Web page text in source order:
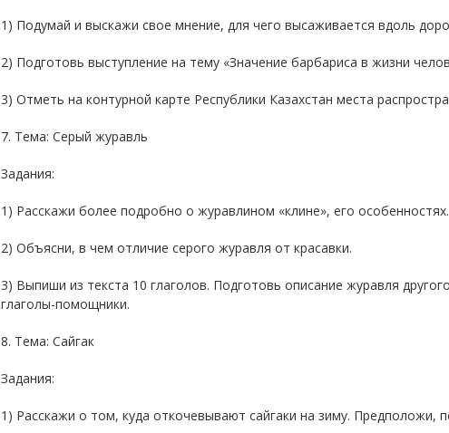
1) Подумай и выскажи свое мнение, для чего высаживается вдоль
2) Подготовь выступление на тему «Значение барбариса в жизни
3) Отметь на контурной карте Республики Казахстан места
7. Тема: Серый журавль
Задания:
1) Расскажи более подробно о журавлином «клине», его особенностях.
2) Объясни, в чем отличие серого журавля от красавки.
3) Выпиши из текста 10 глаголов. Подготовь описание журавля
глаголы-помощники.
8. Тема: Сайгак
Задания:
1) Расскажи о том, куда откочевывают сайгаки на зиму. Предположи,